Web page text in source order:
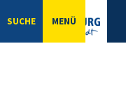
SUCHE MENÜ